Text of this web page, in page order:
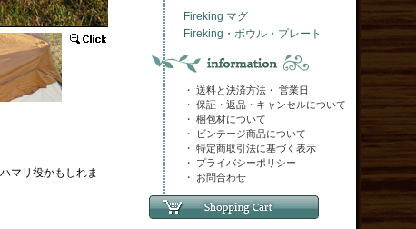
マリ役かもしれま
Fireking マグ
Fireking・ボウル・プレート
・ 送料と決済方法・ 営業日
・ 保証・返品・キャンセルについて
・ 梱包材について
・ ビンテージ商品について
・ 特定商取引法に基づく表示
・ プライバシーポリシー
・ お問合わせ